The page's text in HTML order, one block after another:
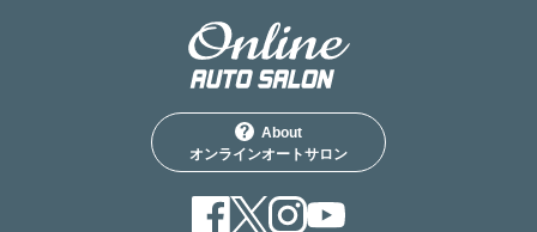
About
オンラインオートサロン